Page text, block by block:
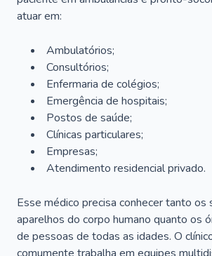
atuar em:
Ambulatórios;
Consultórios;
Enfermaria de colégios;
Emergência de hospitais;
Postos de saúde;
Clínicas particulares;
Empresas;
Atendimento residencial privado.
Esse médico precisa conhecer tanto os
aparelhos do corpo humano quanto os
de pessoas de todas as idades. O